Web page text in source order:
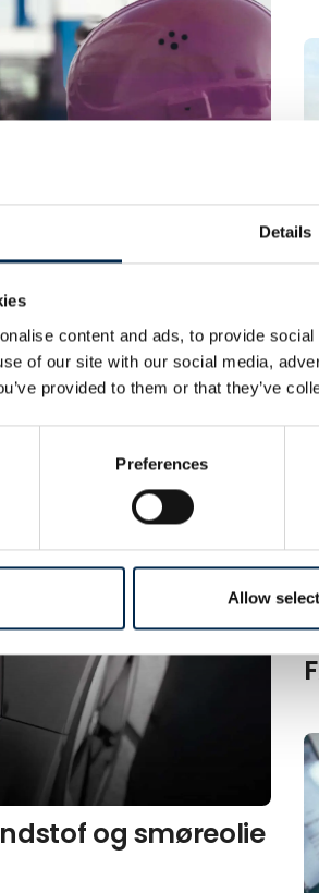
Details
content and ads, to provide
of our site with our social media,
provided to them or that they’ve
Preferences
Allow
og smøreolie